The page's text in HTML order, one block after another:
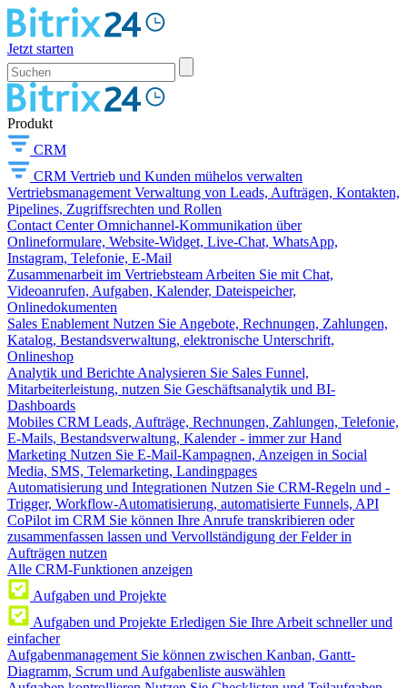
Jetzt starten
Produkt
CRM
CRM Vertrieb und Kunden mühelos verwalten
Vertriebsmanagement Verwaltung von Leads, Aufträgen, Kontakten,
Pipelines, Zugriffsrechten und Rollen
Contact Center Omnichannel-Kommunikation über
Onlineformulare, Website-Widget, Live-Chat, WhatsApp,
Instagram, Telefonie, E-Mail
Zusammenarbeit im Vertriebsteam Arbeiten Sie mit Chat,
Videoanrufen, Aufgaben, Kalender, Dateispeicher,
Onlinedokumenten
Sales Enablement Nutzen Sie Angebote, Rechnungen, Zahlungen,
Katalog, Bestandsverwaltung, elektronische Unterschrift,
Onlineshop
Analytik und Berichte Analysieren Sie Sales Funnel,
Mitarbeiterleistung, nutzen Sie Geschäftsanalytik und BI-
Dashboards
Mobiles CRM Leads, Aufträge, Rechnungen, Zahlungen, Telefonie,
E-Mails, Bestandsverwaltung, Kalender - immer zur Hand
Marketing Nutzen Sie E-Mail-Kampagnen, Anzeigen in Social
Media, SMS, Telemarketing, Landingpages
Automatisierung und Integrationen Nutzen Sie CRM-Regeln und -
Trigger, Workflow-Automatisierung, automatisierte Funnels, API
CoPilot im CRM Sie können Ihre Anrufe transkribieren oder
zusammenfassen lassen und Vervollständigung der Felder in
Aufträgen nutzen
Alle CRM-Funktionen anzeigen
Aufgaben und Projekte
Aufgaben und Projekte Erledigen Sie Ihre Arbeit schneller und
einfacher
Aufgabenmanagement Sie können zwischen Kanban, Gantt-
Diagramm, Scrum und Aufgabenliste auswählen